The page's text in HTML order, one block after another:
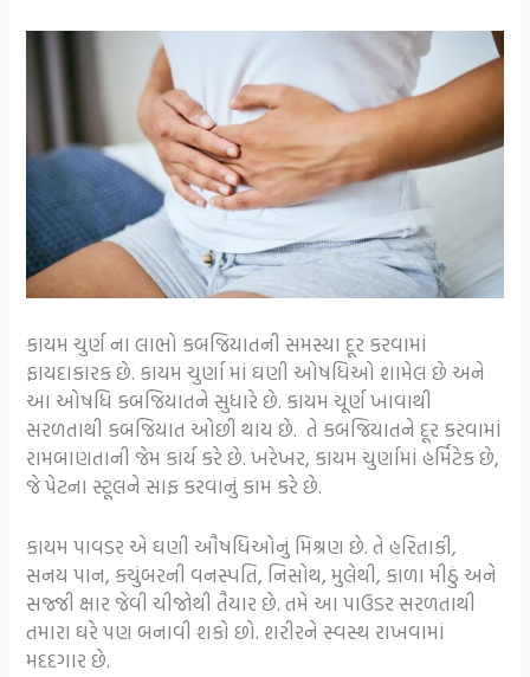
કાયમ ચુર્ણ ના લાભો કબજિયાતની સમસ્યા દૂર કરવામાં
ફાયદાકારક છે. કાયમ ચુર્ણા માં ઘણી ઓષધિઓ શામેલ છે અને
આ ઓષધિ કબજિયાતને સુધારે છે. કાયમ ચૂર્ણ ખાવાથી
સરળતાથી કબજિયાત ઓછી થાય છે. તે કબજિયાતને દૂર કરવામાં
રામબાણતાની જેમ કાર્ય કરે છે. ખરેખર, કાયમ ચુર્ણામાં હર્મિટેક છે,
જે પેટના સ્ટૂલને સાફ કરવાનું કામ કરે છે.
કાયમ પાવડર એ ઘણી ઔષધિઓનું મિશ્રણ છે. તે હરિતાકી,
સનય પાન, કચુંબરની વનસ્પતિ, નિસોથ, મુલેથી, કાળા મીઠું અને
સજ્જી ક્ષાર જેવી ચીજોથી તૈયાર છે. તમે આ પાઉડર સરળતાથી
તમારા ઘરે પણ બનાવી શકો છો. શરીરને સ્વસ્થ રાખવામાં
મદદગાર છે.